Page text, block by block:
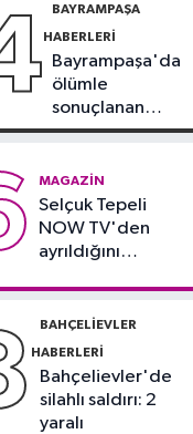
sinemada
alın
BAYRAMPAŞA
HABERLERI
Bayrampaşa'da
ölümle
sonuçlanan
kaza: Sürücü
MAGAZIN
Selçuk Tepeli
NOW TV'den
ayrıldığını
BAHÇELIEVLER
HABERLERI
Bahçelievler'de
silahlı saldırı: 2
yaralı